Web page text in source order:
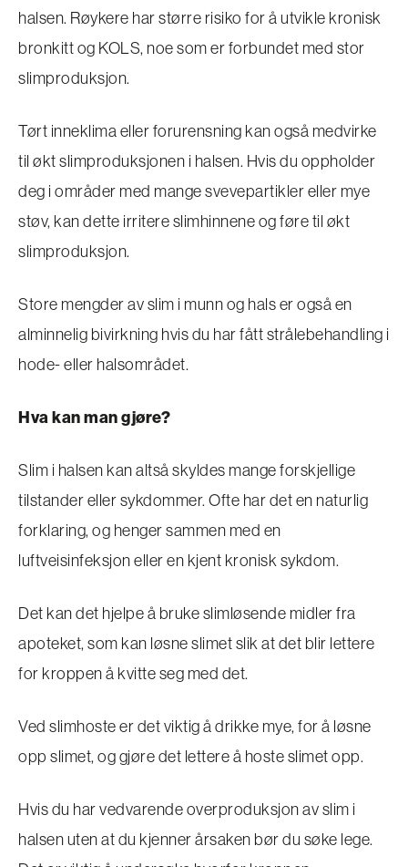
halsen. Røykere har større risiko for å utvikle kronisk
bronkitt og KOLS, noe som er forbundet med stor
slimproduksjon.
Tørt inneklima eller forurensning kan også medvirke
til økt slimproduksjonen i halsen. Hvis du oppholder
deg i områder med mange svevepartikler eller mye
støv, kan dette irritere slimhinnene og føre til økt
slimproduksjon.
Store mengder av slim i munn og hals er også en
alminnelig bivirkning hvis du har fått strålebehandling i
hode- eller halsområdet.
Hva kan man gjøre?
Slim i halsen kan altså skyldes mange forskjellige
tilstander eller sykdommer. Ofte har det en naturlig
forklaring, og henger sammen med en
luftveisinfeksjon eller en kjent kronisk sykdom.
Det kan det hjelpe å bruke slimløsende midler fra
apoteket, som kan løsne slimet slik at det blir lettere
for kroppen å kvitte seg med det.
Ved slimhoste er det viktig å drikke mye, for å løsne
opp slimet, og gjøre det lettere å hoste slimet opp.
Hvis du har vedvarende overproduksjon av slim i
halsen uten at du kjenner årsaken bør du søke lege.